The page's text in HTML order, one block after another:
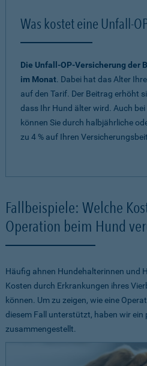
Was kostet eine Unfall-
Die Unfall-OP-Versicherung der
im Monat. Dabei hat das Alter
auf den Tarif. Der Beitrag erhöht
dass Ihr Hund älter wird. Auch
können Sie durch halbjährliche
zu 4 % auf Ihren
Fallbeispiele: Welche
Operation beim Hund
Häufig ahnen Hundehalterinnen und
Kosten durch Erkrankungen ihres
können. Um zu zeigen, wie eine
diesem Fall unterstützt, haben wir ein
zusammengestellt.